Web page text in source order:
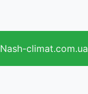
Nash-climat.com.ua